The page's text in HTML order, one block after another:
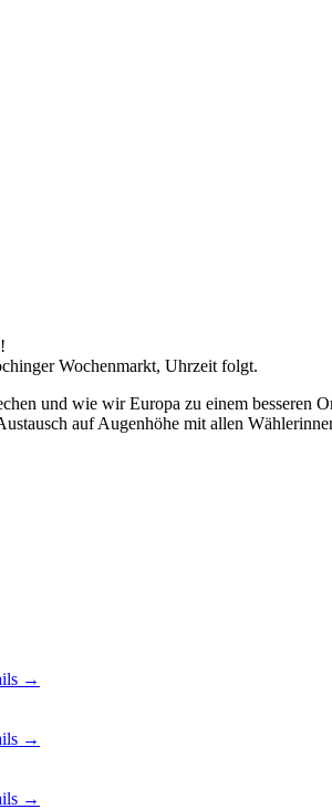
Wochenmarkt, Uhrzeit folgt.
und wie wir Europa zu einem besseren
auf Augenhöhe mit allen
→
→
→